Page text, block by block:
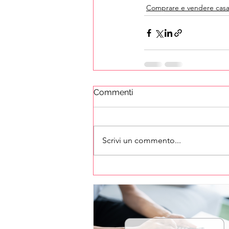
Comprare e vendere casa
Commenti
Scrivi un commento...